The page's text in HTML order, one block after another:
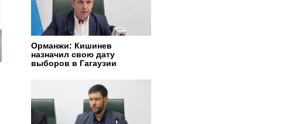
Орманжи: Кишинев
назначил свою дату
выборов в Гагаузии